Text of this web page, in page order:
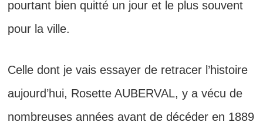
pourtant bien quitté un jour et le plus souvent
pour la ville.
Celle dont je vais essayer de retracer l’histoire
aujourd’hui, Rosette AUBERVAL, y a vécu de
nombreuses années avant de décéder en 1889